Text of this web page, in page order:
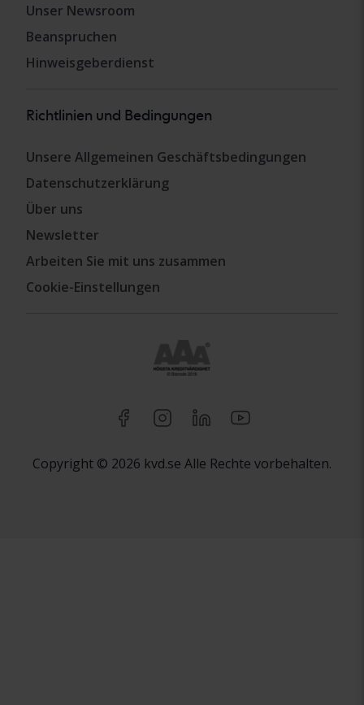
Unser Newsroom
Beanspruchen
Hinweisgeberdienst
Richtlinien und Bedingungen
Unsere Allgemeinen Geschäftsbedingungen
Datenschutzerklärung
Über uns
Newsletter
Arbeiten Sie mit uns zusammen
Cookie-Einstellungen
Copyright © 2026 kvd.se Alle Rechte vorbehalten.